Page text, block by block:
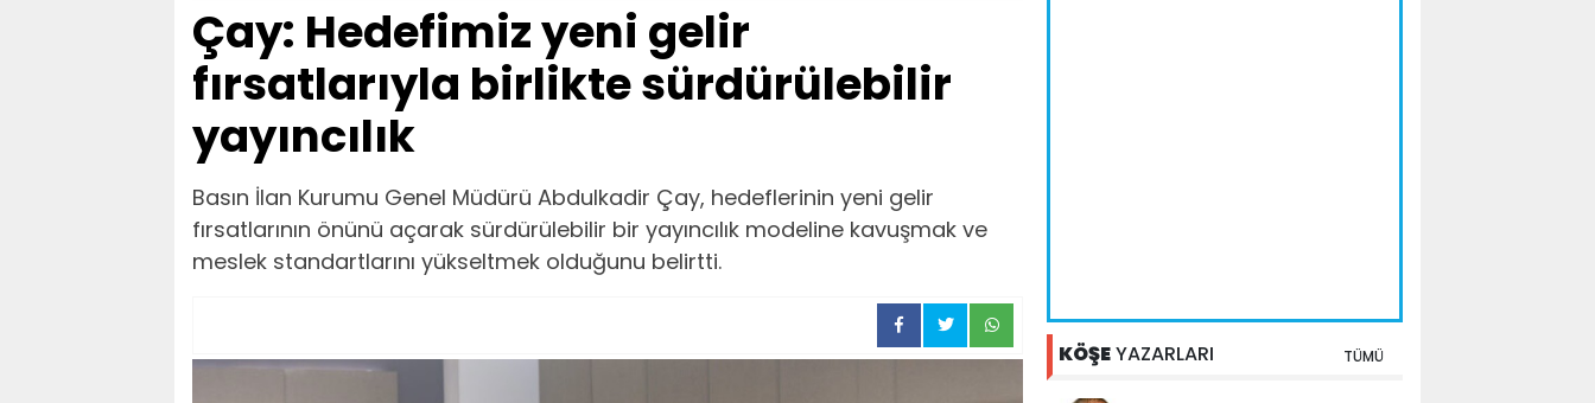
Çay: Hedefimiz yeni gelir
fırsatlarıyla birlikte sürdürülebilir
yayıncılık
Basın İlan Kurumu Genel Müdürü Abdulkadir Çay, hedeflerinin yeni gelir
fırsatlarının önünü açarak sürdürülebilir bir yayıncılık modeline kavuşmak ve
meslek standartlarını yükseltmek olduğunu belirtti.
KÖŞEYAZARLARI TÜMÜ